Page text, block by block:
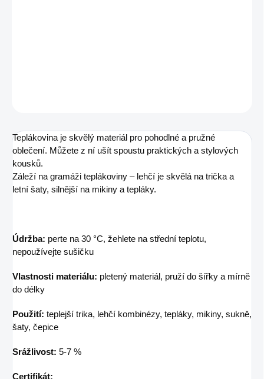
Teplákovina je skvělý materiál pro pohodlné a pružné
oblečení. Můžete z ní ušít spoustu praktických a stylových
kousků.
Záleží na gramáži teplákoviny – lehčí je skvělá na trička a
letní šaty, silnější na mikiny a tepláky.
Údržba: perte na 30 °C, žehlete na střední teplotu,
nepoužívejte sušičku
Vlastnosti materiálu: pletený materiál, pruží do šířky a mírně
do délky
Použití: teplejší trika, lehčí kombinézy, tepláky, mikiny, sukně,
šaty, čepice
Srážlivost: 5-7 %
Certifikát: